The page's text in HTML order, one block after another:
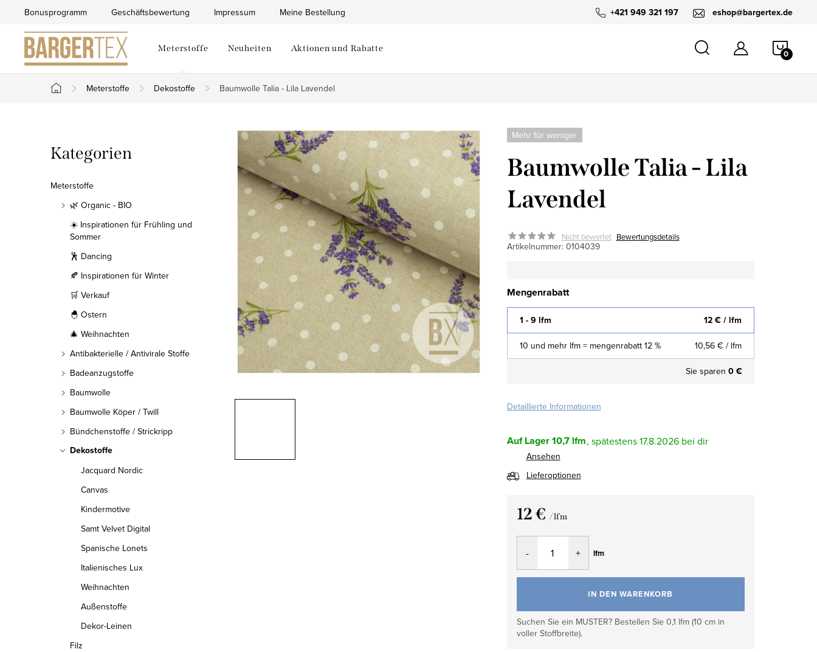
springen
+421 949 321 197 eshop@bargertex.de
Bonusprogramm Geschäftsbewertung Impressum Meine Bestellung
Meterstoffe Neuheiten Aktionen und Rabatte
Startseite
Meterstoffe Dekostoffe Baumwolle Talia - Lila Lavendel
e
i
Kategorien
überspringen
Kategorien
Meterstoffe
🌿 Organic - BIO
☀️ Inspirationen für Frühling und
Sommer
🕺 Dancing
🍂 Inspirationen für Winter
🛒 Verkauf
🐣 Ostern
🎄 Weihnachten
Antibakterielle / Antivirale Stoffe
Badeanzugstoffe
Baumwolle
Baumwolle Köper / Twill
Bündchenstoffe / Strickripp
Dekostoffe
Jacquard Nordic
Canvas
Kindermotive
Samt Velvet Digital
Spanische Lonets
Italienisches Lux
Weihnachten
Außenstoffe
Dekor-Leinen
Filz
Mehr für weniger
Baumwolle Talia - Lila
Lavendel
Nicht bewertet Bewertungsdetails
Artikelnummer: 0104039
Mengenrabatt
1 - 9 lfm 12 €/ lfm
10 und mehr lfm = mengenrabatt 12 % 10,56 € / lfm
Sie sparen 0 €
Detaillierte Informationen
Auf Lager10,7 lfm 17.8.2026
Ansehen
Lieferoptionen
12 € / lfm
Verkaufspreis:
lfm
IN DEN WARENKORB
Suchen Sie ein MUSTER? Bestellen Sie 0,1 lfm (10 cm in
voller Stoffbreite).